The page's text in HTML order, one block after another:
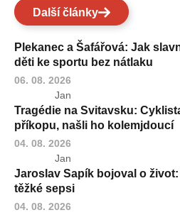
Další články
Plekanec a Šafářová: Jak
děti ke sportu bez nátlaku
06. 08. 2026
Jan
Tragédie na Svitavsku:
příkopu, našli ho kolemjdoucí
04. 08. 2026
Jan
Jaroslav Sapík bojoval o
těžké sepsi
04. 08. 2026